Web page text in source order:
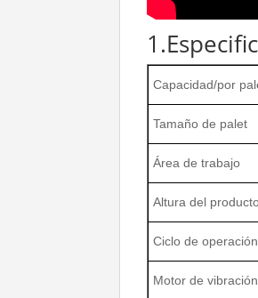
Capacidad/por
Tamaño de palet
Área de trabajo
Altura del
Ciclo de operación
Motor de vibración